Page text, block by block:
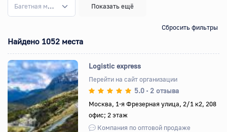
Багетная мастерская Показать ещё
Сбросить фильтры
Найдено 1052 места
Назад Вперед
Logistic express
Перейти на сайт организации
5.0 • 2 отзыва
Москва, 1-я Фрезерная улица, 2/1 к2, 208
офис; 2 этаж
Компания по оптовой продаже